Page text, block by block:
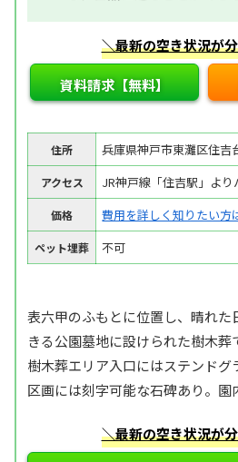
＼最新の空き状況が
資料請求【無料】
住所 兵庫県神戸市東灘区住
アクセス JR神戸線「住吉駅」よ
価格 費用を詳しく知りたい方
ペット埋葬 不可
表六甲のふもとに位置し、晴れた
きる公園墓地に設けられた樹木葬
樹木葬エリア入口にはステンドグ
区画には刻字可能な石碑あり。園
＼最新の空き状況が